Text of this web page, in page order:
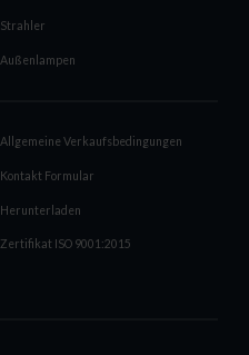
Strahler
Außenlampen
Allgemeine Verkaufsbedingungen
Kontakt Formular
Herunterladen
Zertifikat ISO 9001:2015